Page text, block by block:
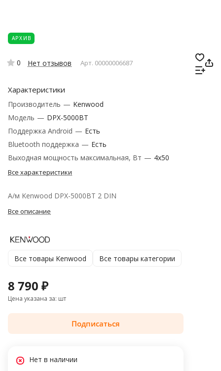
АРХИВ
0 Нет отзывов Арт. 00000006687
Характеристики
Производитель — Kenwood
Модель — DPX-5000BT
Поддержка Android — Есть
Bluetooth поддержка — Есть
Выходная мощность максимальная, Вт — 4x50
Все характеристики
А/м Kenwood DPX-5000BT 2 DIN
Все описание
Все товары Kenwood Все товары категории
8 790 ₽
Цена указана за: шт
Подписаться
Нет в наличии